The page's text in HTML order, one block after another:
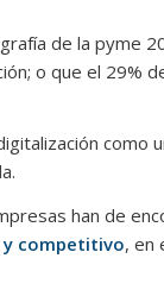
de la pyme
o que el 29%
como
han de
competitivo, en